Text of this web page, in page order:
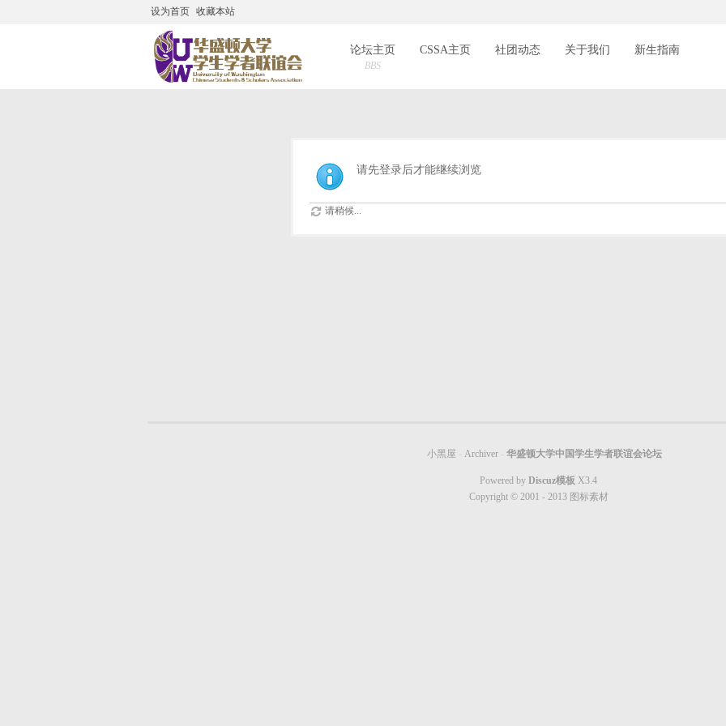
设为首页 收藏本站
论坛主页
BBS
CSSA主页 社团动态 关于我们 新生指南
请先登录后才能继续浏览
请稍候...
小黑屋 - Archiver - 华盛顿大学中国学生学者联谊会论坛
Powered by Discuz模板 X3.4
Copyright © 2001 - 2013 图标素材